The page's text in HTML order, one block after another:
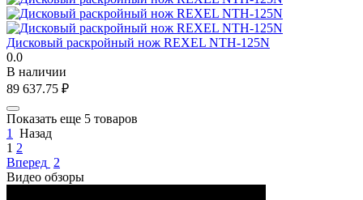
Дисковый раскройный нож REXEL NTH-125N
0.0
В наличии
89 637.75 ₽
Показать еще 5 товаров
1
Назад
1 2
Вперед 2
Видео обзоры